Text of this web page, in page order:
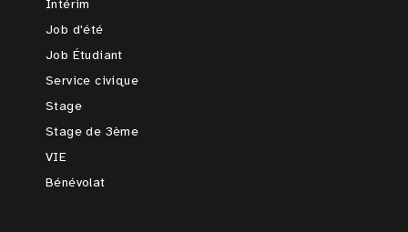
Intérim
Job d'été
Job Étudiant
Service civique
Stage
Stage de 3ème
VIE
Bénévolat